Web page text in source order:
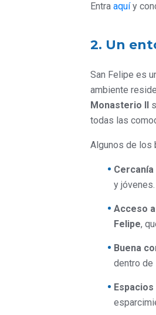
Entra aquíy
2. Un
San Felipe es
ambiente
Monasterio II
todas las
Algunos de los
y jóvenes.
Acceso
Felipe,
Buena
dentro de